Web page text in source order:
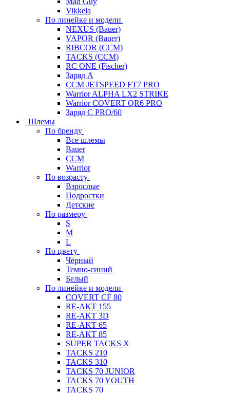
Vikkela
По линейке и модели
NEXUS (Bauer)
VAPOR (Bauer)
RIBCOR (CCM)
TACKS (CCM)
RC ONE (Fischer)
Заряд А
CCM JETSPEED FT7 PRO
Warrior ALPHA LX2 STRIKE
Warrior COVERT QR6 PRO
Заряд С PRO/60
Шлемы
По бренду
Все шлемы
Bauer
CCM
Warrior
По возрасту
Взрослые
Подростки
Детские
По размеру
S
M
L
По цвету
Чёрный
Темно-синий
Белый
По линейке и модели
COVERT CF 80
RE-AKT 155
RE-AKT 3D
RE-AKT 65
RE-AKT 85
SUPER TACKS X
TACKS 210
TACKS 310
TACKS 70 JUNIOR
TACKS 70 YOUTH
TACKS 70